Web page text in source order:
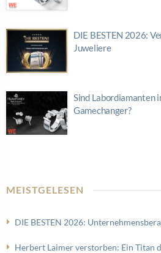
DIE BESTEN 2026:
Juweliere
Sind Labordiamanten
Gamechanger?
MEISTGELESEN
DIE BESTEN 2026:
Herbert Laimer verstorben: Ein Titan